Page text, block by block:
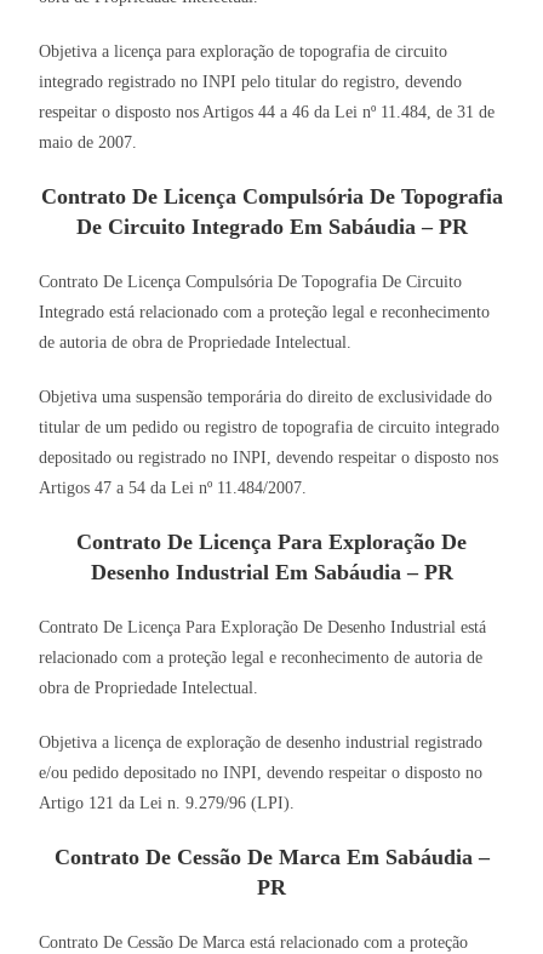
Objetiva a licença para exploração de topografia de circuito
integrado registrado no INPI pelo titular do registro, devendo
respeitar o disposto nos Artigos 44 a 46 da Lei nº 11.484, de 31 de
maio de 2007.
Contrato De Licença Compulsória De Topografia
De Circuito Integrado Em Sabáudia – PR
Contrato De Licença Compulsória De Topografia De Circuito
Integrado está relacionado com a proteção legal e reconhecimento
de autoria de obra de Propriedade Intelectual.
Objetiva uma suspensão temporária do direito de exclusividade do
titular de um pedido ou registro de topografia de circuito integrado
depositado ou registrado no INPI, devendo respeitar o disposto nos
Artigos 47 a 54 da Lei nº 11.484/2007.
Contrato De Licença Para Exploração De
Desenho Industrial Em Sabáudia – PR
Contrato De Licença Para Exploração De Desenho Industrial está
relacionado com a proteção legal e reconhecimento de autoria de
obra de Propriedade Intelectual.
Objetiva a licença de exploração de desenho industrial registrado
e/ou pedido depositado no INPI, devendo respeitar o disposto no
Artigo 121 da Lei n. 9.279/96 (LPI).
Contrato De Cessão De Marca Em Sabáudia –
PR
Contrato De Cessão De Marca está relacionado com a proteção